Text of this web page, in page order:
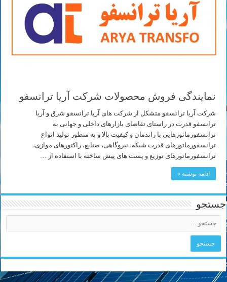
نمایندگی فروش محصولات شرکت آریا ترانسفو
شرکت آریا ترانسفو متشکل از شرکت های آریا ترانسفو شرق و آریا
ترانسفو قدرت در راستای تقاضای بازارهای داخلی و جهانی به
ترانسفورماتورهایی با راندمان و کیفیت بالا و به منظور تولید انواع
ترانسفورماتورهای قدرت شبکه، نیروگاهی، صنایع، راکتورهای موازی،
ترانسفورماتورهای توزیع و پست های پیش ساخته با استفاده از …
ادامه نوشته »
جستجو